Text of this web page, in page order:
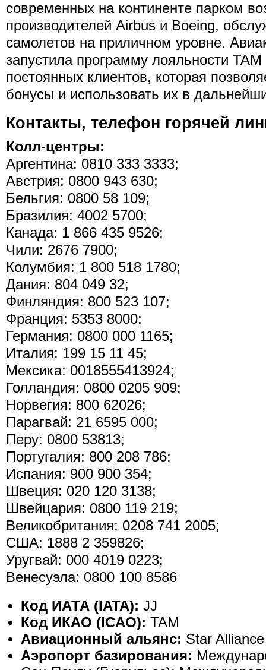
современных на континенте парком
производителей Airbus и Boeing,
самолетов на приличном уровне.
запустила программу лояльности
постоянных клиентов, которая
бонусы и использовать их в
Контакты, телефон горячей
Колл-центры:
Аргентина: 0810 333 3333;
Австрия: 0800 943 630;
Бельгия: 0800 58 109;
Бразилия: 4002 5700;
Канада: 1 866 435 9526;
Чили: 2676 7900;
Колумбия: 1 800 518 1780;
Дания: 804 049 32;
Финляндия: 800 523 107;
Франция: 5353 8000;
Германия: 0800 000 1165;
Италия: 199 15 11 45;
Мексика: 0018555413924;
Голландия: 0800 0205 909;
Норвегия: 800 62026;
Парагвай: 21 6595 000;
Перу: 0800 53813;
Португалия: 800 208 786;
Испания: 900 900 354;
Швеция: 020 120 3138;
Швейцария: 0800 119 219;
Великобритания: 0208 741 2005;
США: 1888 2 359826;
Уругвай: 000 4019 0223;
Венесуэла: 0800 100 8586
Код ИАТА (IATA): JJ
Код ИКАО (ICAO): TAM
Авиационный альянс: Star Alliance
Аэропорт базирования: